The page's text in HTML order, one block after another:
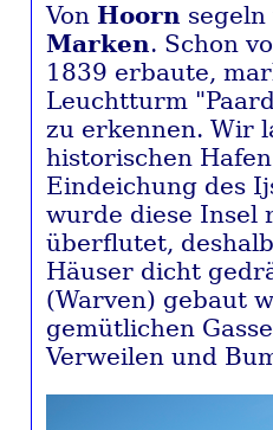
Von Hoorn
Marken. Schon
1839 erbaute,
Leuchtturm
zu erkennen. Wir
historischen
Eindeichung des
wurde diese Insel
überflutet,
Häuser dicht
(Warven) gebaut
gemütlichen
Verweilen und